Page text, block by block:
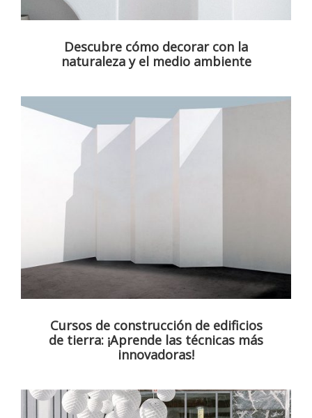
Descubre cómo decorar con la
naturaleza y el medio ambiente
Cursos de construcción de edificios
de tierra: ¡Aprende las técnicas más
innovadoras!